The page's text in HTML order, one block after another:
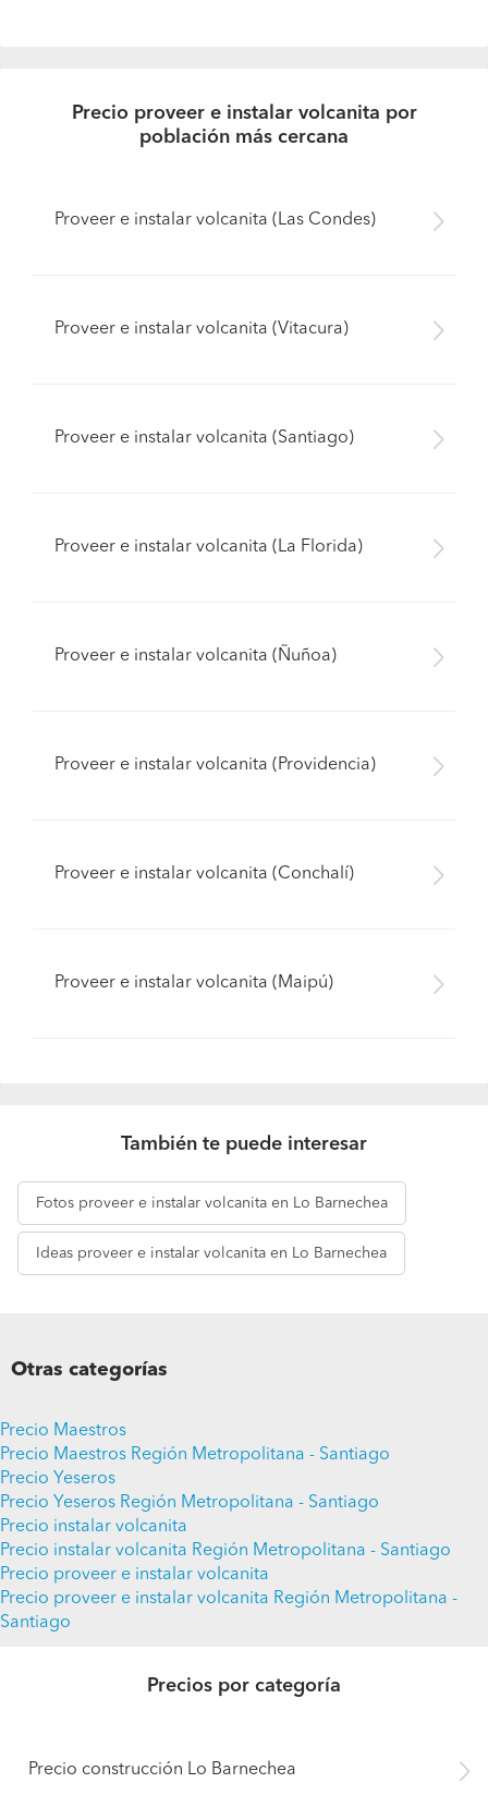
Precio proveer e instalar volcanita por
población más cercana
Proveer e instalar volcanita (Las Condes)
Proveer e instalar volcanita (Vitacura)
Proveer e instalar volcanita (Santiago)
Proveer e instalar volcanita (La Florida)
Proveer e instalar volcanita (Ñuñoa)
Proveer e instalar volcanita (Providencia)
Proveer e instalar volcanita (Conchalí)
Proveer e instalar volcanita (Maipú)
También te puede interesar
Fotos proveer e instalar volcanita en Lo Barnechea
Ideas proveer e instalar volcanita en Lo Barnechea
Otras categorías
Precio Maestros
Precio Maestros Región Metropolitana - Santiago
Precio Yeseros
Precio Yeseros Región Metropolitana - Santiago
Precio instalar volcanita
Precio instalar volcanita Región Metropolitana - Santiago
Precio proveer e instalar volcanita
Precio proveer e instalar volcanita Región Metropolitana -
Santiago
Precios por categoría
Precio construcción Lo Barnechea